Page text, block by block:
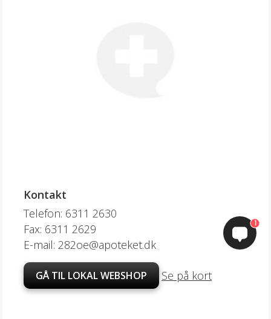
Kontakt
Telefon: 6311 2630
Fax: 6311 2629
E-mail: 282oe@apoteket.dk
GÅ TIL LOKAL WEBSHOP Se på kort
1